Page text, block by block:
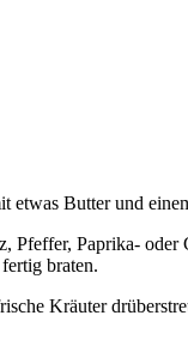
Butter und
Pfeffer, Paprika-
braten.
Kräuter